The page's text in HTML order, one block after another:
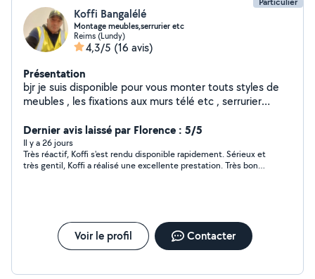
Koffi Bangalélé
Montage meubles,serrurier etc
Reims (Lundy)
4,3/5 (16 avis)
Présentation
bjr je suis disponible pour vous monter touts styles de
meubles , les fixations aux murs télé etc , serrurier
Dernier avis laissé par Florence : 5/5
Il y a 26 jours
Très réactif, Koffi s'est rendu disponible rapidement. Sérieux et
très gentil, Koffi a réalisé une excellente prestation. Très bon
Voir le profil Contacter